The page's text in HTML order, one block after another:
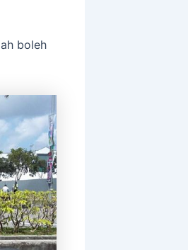
boleh